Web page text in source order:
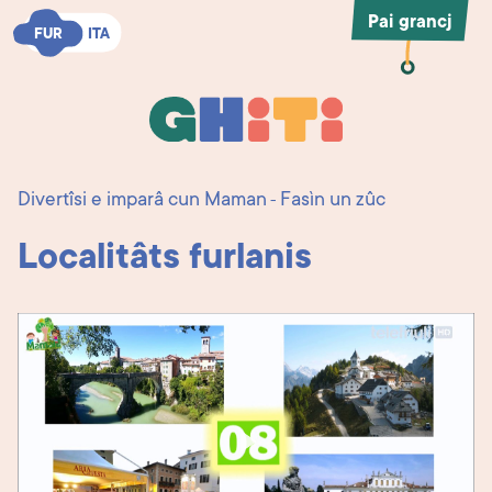
FUR ITA
FUR ITA
Ghiti
Pai grancj
Divertîsi e imparâ cun Maman - Fasìn un zûc
Localitâts furlanis
Play